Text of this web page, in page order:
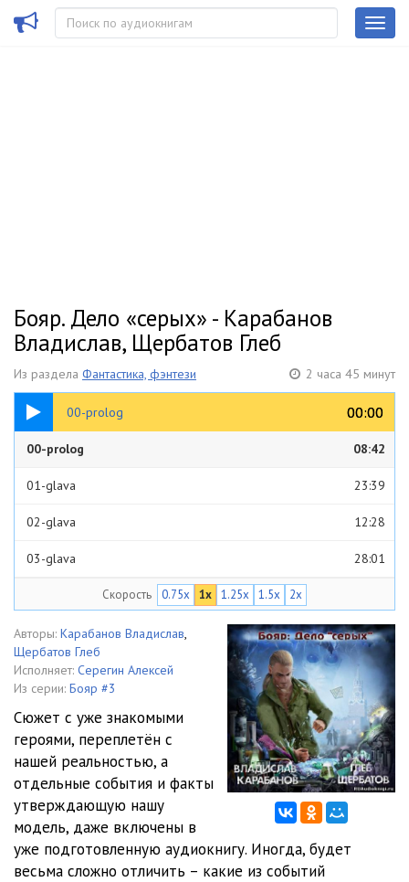
Бояр. Дело «серых» - Карабанов
Владислав, Щербатов Глеб
Из раздела Фантастика, фэнтези 2 часа 45 минут
00-prolog 00:00
00:00
08:42
00-prolog 08:42
01-glava 23:39
02-glava 12:28
03-glava 28:01
05-glava 26:29
06-glava 20:42
17:59
08-glava-epilog 13:29
Скорость 0.75x 1x 1.25x 1.5x 2x
Авторы: Карабанов Владислав,
Щербатов Глеб
Исполняет: Серегин Алексей
Из серии: Бояр #3
Сюжет с уже знакомыми
героями, переплетён с
нашей реальностью, а
отдельные события и факты
утверждающую нашу
модель, даже включены в
уже подготовленную аудиокнигу. Иногда, будет
весьма сложно отличить – какие из событий